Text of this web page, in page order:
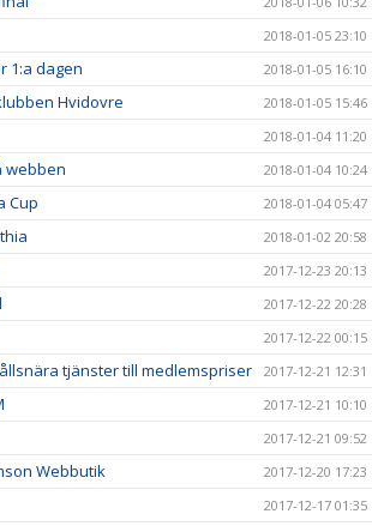
2018-01-05 23:10
1:a dagen 2018-01-05 16:10
Hvidovre 2018-01-05 15:46
2018-01-04 11:20
webben 2018-01-04 10:24
Cup 2018-01-04 05:47
2018-01-02 20:58
2017-12-23 20:13
2017-12-22 20:28
2017-12-22 00:15
tjänster till medlemspriser 2017-12-21 12:31
2017-12-21 10:10
2017-12-21 09:52
Webbutik 2017-12-20 17:23
2017-12-17 01:35